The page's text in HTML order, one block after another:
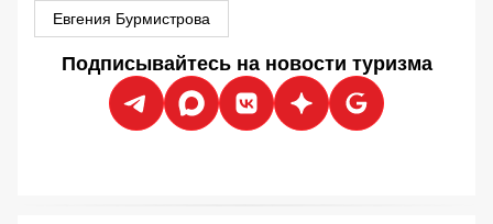
Евгения Бурмистрова
Подписывайтесь на новости туризма